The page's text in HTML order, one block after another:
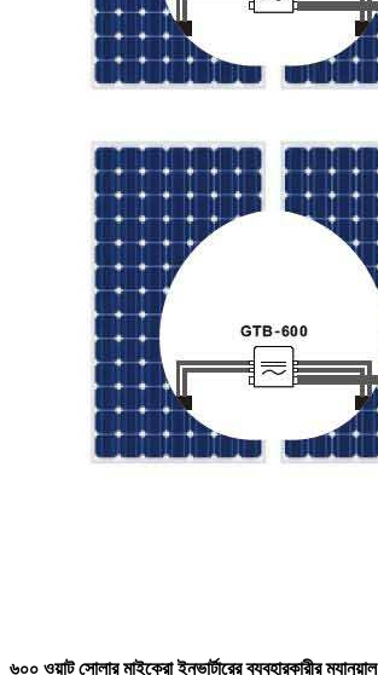
৬০০ ওয়াট সোলার মাইক্রো ইনভার্টারের ব্যবহারকারীর ম্যানুয়াল